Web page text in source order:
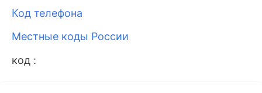
Код телефона
Местные коды России
код :